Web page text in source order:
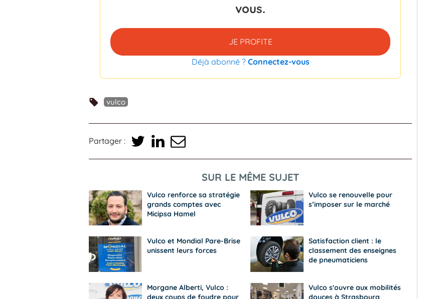
vous.
JE PROFITE
Déjà abonné ? Connectez-vous
vulco
Partager :
SUR LE MÊME SUJET
Vulco renforce sa stratégie
grands comptes avec
Micipsa Hamel
Vulco se renouvelle pour
s’imposer sur le marché
Vulco et Mondial Pare-Brise
unissent leurs forces
Satisfaction client : le
classement des enseignes
de pneumaticiens
Morgane Alberti, Vulco :
deux coups de foudre pour
Vulco s'ouvre aux mobilités
douces à Strasbourg